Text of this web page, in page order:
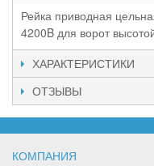
Рейка приводная
4200B для ворот
ХАРАКТЕРИСТИКИ
ОТЗЫВЫ
КОМПАНИЯ